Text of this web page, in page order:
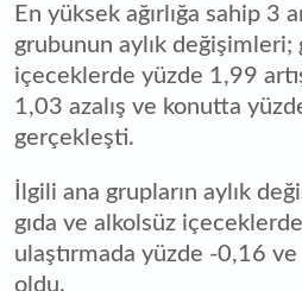
En yüksek ağırlığa sahip 3
grubunun aylık değişimleri;
içeceklerde yüzde 1,99
1,03 azalış ve konutta
gerçekleşti.
İlgili ana grupların aylık
gıda ve alkolsüz
ulaştırmada yüzde -0,16
oldu.